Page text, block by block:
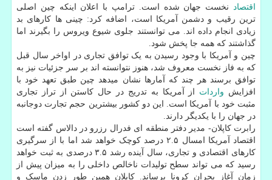
اقتصاد
نخست جهان شده است. ترامپ با اعلان اینکه چین اصلی
ترین رقیب و دشمن آمریکا است، اضافه کرد: چینی ها کارهای بد
زیادی انجام داده اند. می توانستند جلوی شیوع ویروس را بگیرند اما
گذاشتند که همه جا پخش شود.
چین و آمریکا با وجود رسیدن به یک توافق تجاری در اواخر سال قبل
که به فاز نخست معروف شد، هنوز نتوانسته اند بر سر جزئیات نیز به
توافق برسند هر چند که آمارها نشان میدهد چین طبق تعهد خود با
افزایش واردات از آمریکا به تدریج در حال کاستن از تراز تجاری
مثبت خود با آمریکا است. این دو کشور بیشترین حجم تجارت دوجانبه
در جهان را با یکدیگر دارند.
رابرت کاپلان- مدیر دفتر منطقه ای فدرال رزرو در دالاس گفته است
اقتصاد آمریکا امسال ۲.۵ درصد کوچک خواهد شد اما با از سرگیری
کارهای اقتصادی و تجاری، سال آینده رشد ۳.۵ درصدی به ثبت خواهد
رسید که می تواند سطح تولیدات ناخالص داخلی را به میزان پیش از
زمان آغاز بحران کرونا برساند. کاپلان همین طور زدن ماسک و